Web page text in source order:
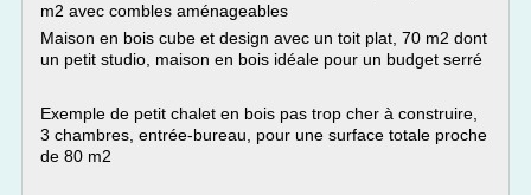
m2 avec combles aménageables
Maison en bois cube et design avec un toit plat, 70 m2 dont
un petit studio, maison en bois idéale pour un budget serré
Exemple de petit chalet en bois pas trop cher à construire,
3 chambres, entrée-bureau, pour une surface totale proche
de 80 m2